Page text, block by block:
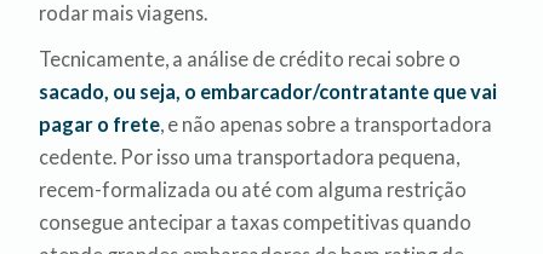
rodar mais viagens.
Tecnicamente, a análise de crédito recai sobre o
sacado, ou seja, o embarcador/contratante que vai
pagar o frete, e não apenas sobre a transportadora
cedente. Por isso uma transportadora pequena,
recem-formalizada ou até com alguma restrição
consegue antecipar a taxas competitivas quando